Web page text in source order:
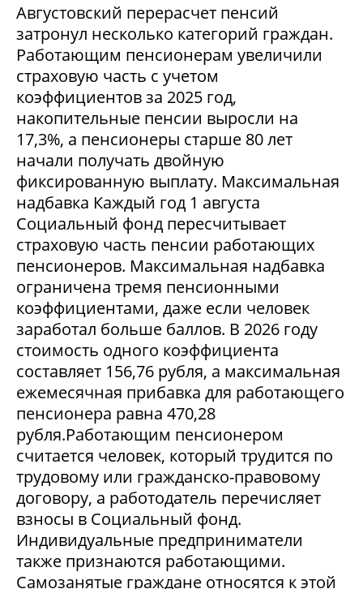
Августовский перерасчет пенсий
затронул несколько категорий граждан.
Работающим пенсионерам увеличили
страховую часть с учетом
коэффициентов за 2025 год,
накопительные пенсии выросли на
17,3%, а пенсионеры старше 80 лет
начали получать двойную
фиксированную выплату. Максимальная
надбавка Каждый год 1 августа
Социальный фонд пересчитывает
страховую часть пенсии работающих
пенсионеров. Максимальная надбавка
ограничена тремя пенсионными
коэффициентами, даже если человек
заработал больше баллов. В 2026 году
стоимость одного коэффициента
составляет 156,76 рубля, а максимальная
ежемесячная прибавка для работающего
пенсионера равна 470,28
рубля.Работающим пенсионером
считается человек, который трудится по
трудовому или гражданско-правовому
договору, а работодатель перечисляет
взносы в Социальный фонд.
Индивидуальные предприниматели
также признаются работающими.
Самозанятые граждане относятся к этой